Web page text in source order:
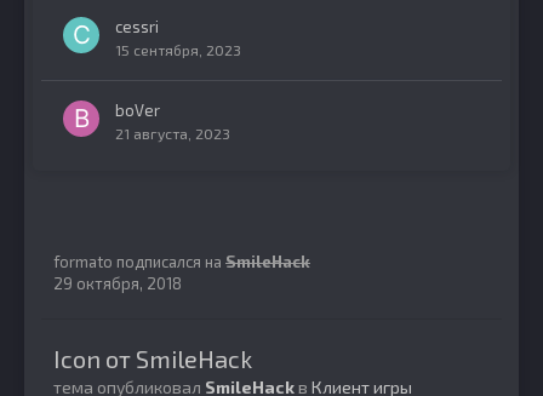
cessri
15 сентября, 2023
boVer
21 августа, 2023
formato подписался на SmileHack
29 октября, 2018
Icon от SmileHack
тема опубликовал SmileHackв Клиент игры